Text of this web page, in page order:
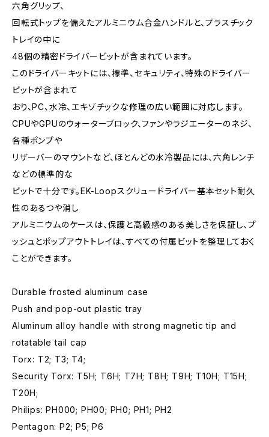
六角グリップ、
回転式トップを備えたアルミニウム合金ハンドルと、プラスチック
トレイの中に
48個の精密ドライバービットが含まれています。
このドライバーキットには、標準、セキュリティ、特殊のドライバー
ビットが含まれて
おり、PC、水冷、エキゾチックな修理の広い範囲に対応します。
CPUやGPUのウォーターブロック、ファンやラジエーターのネジ、
各種ポンプや
リザーバーのマウントなど、ほとんどの水冷製品には、六角レンチ
などの標準的な
ビットで十分です。EK-Loopスクリュードライバー基本セット耐久
性のあるつや消し
アルミニウムのケースは、保護と高級感のある美しさを保証し、プ
ッシュとポップアウトトレイは、すべての付属ビットを整理しておく
ことができます。
Durable frosted aluminum case
Push and pop-out plastic tray
Aluminum alloy handle with strong magnetic tip and
rotatable tail cap
Torx: T2; T3; T4;
Security Torx: T5H; T6H; T7H; T8H; T9H; T10H; T15H;
T20H;
Philips: PH000; PH00; PH0; PH1; PH2
Pentagon: P2; P5; P6